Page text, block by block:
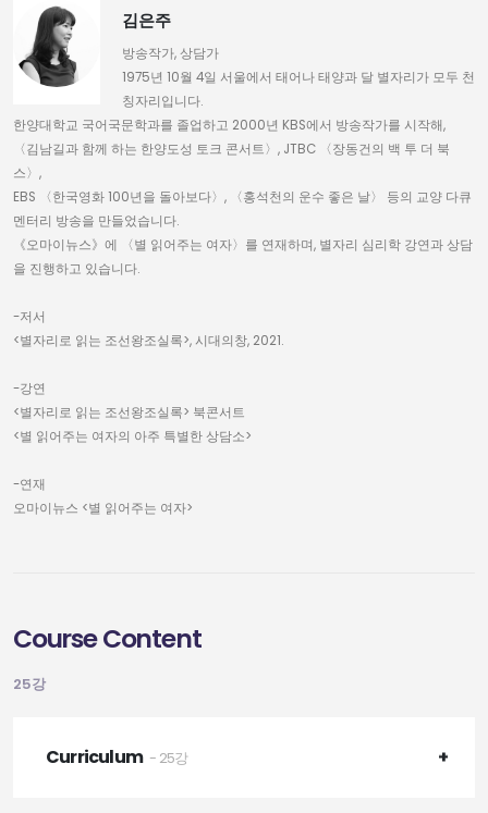
김은주
방송작가, 상담가
1975년 10월 4일 서울에서 태어나 태양과 달 별자리가 모두 천
칭자리입니다.
한양대학교 국어국문학과를 졸업하고 2000년 KBS에서 방송작가를 시작해,
〈김남길과 함께 하는 한양도성 토크 콘서트〉, JTBC 〈장동건의 백 투 더 북
스〉,
EBS 〈한국영화 100년을 돌아보다〉, 〈홍석천의 운수 좋은 날〉 등의 교양 다큐
멘터리 방송을 만들었습니다.
《오마이뉴스》에 〈별 읽어주는 여자〉를 연재하며, 별자리 심리학 강연과 상담
을 진행하고 있습니다.
-저서
<별자리로 읽는 조선왕조실록>, 시대의창, 2021.
-강연
<별자리로 읽는 조선왕조실록> 북콘서트
<별 읽어주는 여자의 아주 특별한 상담소>
-연재
오마이뉴스 <별 읽어주는 여자>
Course Content
25강
Curriculum - 25강